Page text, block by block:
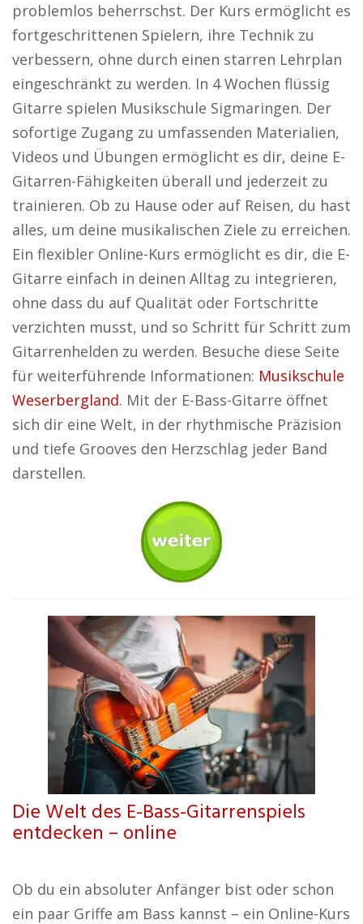
problemlos beherrschst. Der Kurs ermöglicht es
fortgeschrittenen Spielern, ihre Technik zu
verbessern, ohne durch einen starren Lehrplan
eingeschränkt zu werden. In 4 Wochen flüssig
Gitarre spielen Musikschule Sigmaringen. Der
sofortige Zugang zu umfassenden Materialien,
Videos und Übungen ermöglicht es dir, deine E-
Gitarren-Fähigkeiten überall und jederzeit zu
trainieren. Ob zu Hause oder auf Reisen, du hast
alles, um deine musikalischen Ziele zu erreichen.
Ein flexibler Online-Kurs ermöglicht es dir, die E-
Gitarre einfach in deinen Alltag zu integrieren,
ohne dass du auf Qualität oder Fortschritte
verzichten musst, und so Schritt für Schritt zum
Gitarrenhelden zu werden. Besuche diese Seite
für weiterführende Informationen: Musikschule
Weserbergland. Mit der E-Bass-Gitarre öffnet
sich dir eine Welt, in der rhythmische Präzision
und tiefe Grooves den Herzschlag jeder Band
darstellen.
Die Welt des E-Bass-Gitarrenspiels
entdecken – online
Ob du ein absoluter Anfänger bist oder schon
ein paar Griffe am Bass kannst – ein Online-Kurs